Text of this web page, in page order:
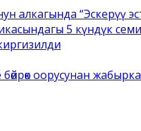
“Эскерүү
5 күндүк
оорусунан